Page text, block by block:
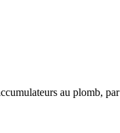
au plomb,